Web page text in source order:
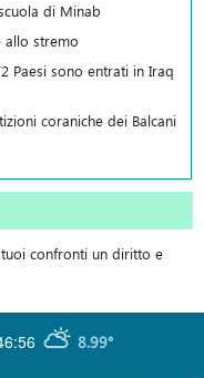
di Minab
allo stremo
Paesi sono entrati in Iraq
coraniche dei Balcani
confronti un diritto e
8.99°